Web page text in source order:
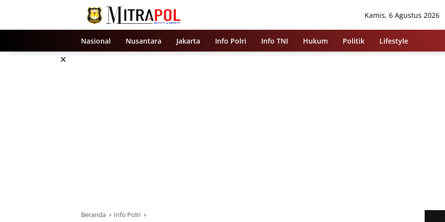
Kamis, 6 Agustus 2026
Nasional Nusantara Jakarta Info Polri Info TNI Hukum Politik Lifestyle
×
Beranda Info Polri